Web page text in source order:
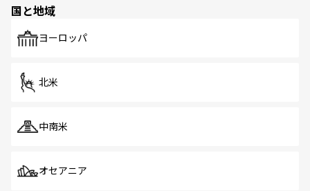
国と地域
ヨーロッパ
北米
中南米
オセアニア